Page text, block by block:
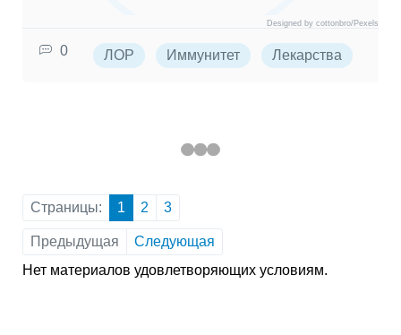
Designed by cottonbro/Pexels
0 ЛОР Иммунитет Лекарства
Страницы: 1 2 3
Предыдущая
Следующая
Нет материалов удовлетворяющих условиям.